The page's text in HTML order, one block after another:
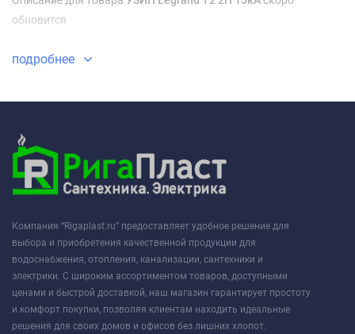
обновится
подробнее
Компания “Rigaplast.ru” предоставляет удобное решение для
выбора и приобретения качественной продукции для
водоснабжения, отопления, канализации, сантехники и
электрики. С широким ассортиментом товаров, доступными
ценами и быстрой доставкой, наш магазин гарантирует простоту
и комфорт покупки, позволяя клиентам находить идеальные
решения для своих домов и офисов без лишних хлопот.